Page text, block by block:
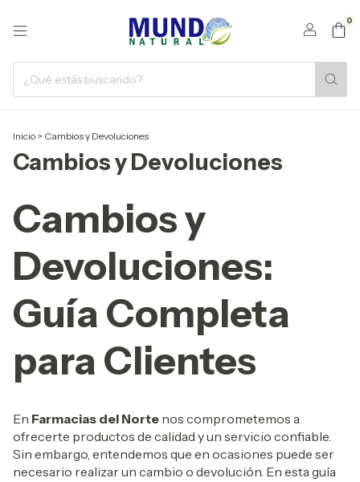
0
Inicio > Cambios y Devoluciones
Cambios y Devoluciones
Cambios y
Devoluciones:
Guía Completa
para Clientes
En Farmacias del Norte nos comprometemos a
ofrecerte productos de calidad y un servicio confiable.
Sin embargo, entendemos que en ocasiones puede ser
necesario realizar un cambio o devolución. En esta guía